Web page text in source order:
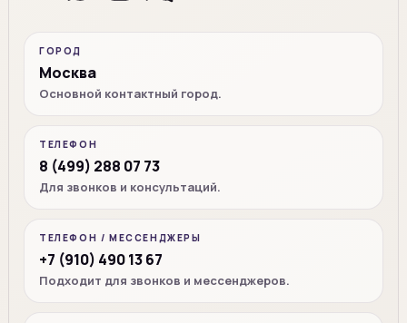
ГОРОД
Москва
Основной контактный город.
ТЕЛЕФОН
8 (499) 288 07 73
Для звонков и консультаций.
ТЕЛЕФОН / МЕССЕНДЖЕРЫ
+7 (910) 490 13 67
Подходит для звонков и мессенджеров.